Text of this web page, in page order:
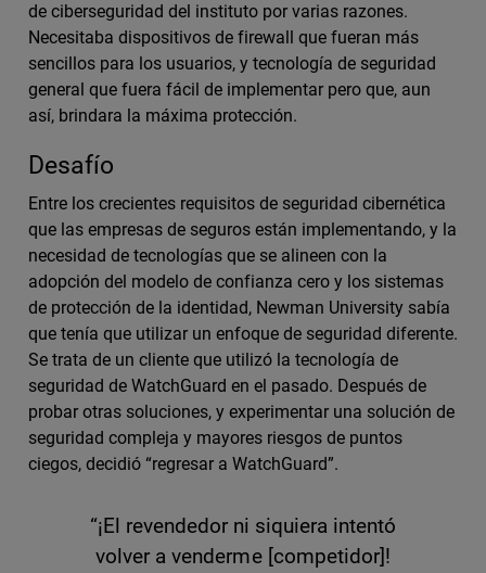
de ciberseguridad del instituto por varias razones.
Necesitaba dispositivos de firewall que fueran más
sencillos para los usuarios, y tecnología de seguridad
general que fuera fácil de implementar pero que, aun
así, brindara la máxima protección.
Desafío
Entre los crecientes requisitos de seguridad cibernética
que las empresas de seguros están implementando, y la
necesidad de tecnologías que se alineen con la
adopción del modelo de confianza cero y los sistemas
de protección de la identidad, Newman University sabía
que tenía que utilizar un enfoque de seguridad diferente.
Se trata de un cliente que utilizó la tecnología de
seguridad de WatchGuard en el pasado. Después de
probar otras soluciones, y experimentar una solución de
seguridad compleja y mayores riesgos de puntos
ciegos, decidió “regresar a WatchGuard”.
“¡El revendedor ni siquiera intentó
volver a venderme [competidor]!